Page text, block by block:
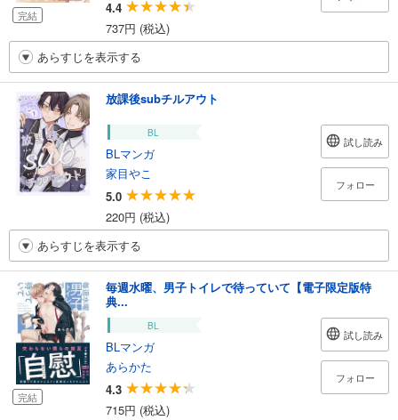
完結
4.4
737円 (税込)
あらすじを表示する
放課後subチルアウト
BL
BLマンガ
家目やこ
5.0
220円 (税込)
試し読み
フォロー
あらすじを表示する
完結
毎週水曜、男子トイレで待っていて【電子限定版特
典...
BL
BLマンガ
あらかた
4.3
715円 (税込)
試し読み
フォロー